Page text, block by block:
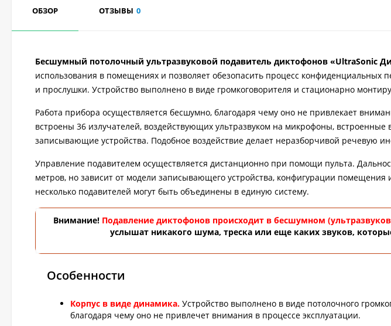
ОБЗОР ОТЗЫВЫ 0
Бесшумный потолочный ультразвуковой подавитель диктофонов «UltraSonic
использования в помещениях и позволяет обезопасить процесс конфиденциальных
и прослушки. Устройство выполнено в виде громкоговорителя и стационарно
Работа прибора осуществляется бесшумно, благодаря чему оно не привлекает
встроены 36 излучателей, воздействующих ультразвуком на микрофоны,
записывающие устройства. Подобное воздействие делает неразборчивой речевую
Управление подавителем осуществляется дистанционно при помощи пульта.
метров, но зависит от модели записывающего устройства, конфигурации помещения
несколько подавителей могут быть объединены в единую систему.
Внимание! Подавление диктофонов происходит в бесшумном
услышат никакого шума, треска или еще каких звуков,
Особенности
Корпус в виде динамика. Устройство выполнено в виде потолочного
благодаря чему оно не привлечет внимания в процессе эксплуатации.